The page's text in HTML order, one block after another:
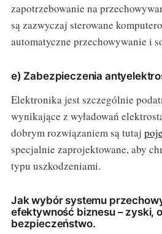
zapotrzebowanie na
są zazwyczaj sterowane
automatyczne przechowywanie i
e) Zabezpieczenia
Elektronika jest szczególnie
wynikające z wyładowań
dobrym rozwiązaniem są tutaj
specjalnie zaprojektowane, aby
typu uszkodzeniami.
Jak wybór systemu
efektywność biznesu – zyski,
bezpieczeństwo.